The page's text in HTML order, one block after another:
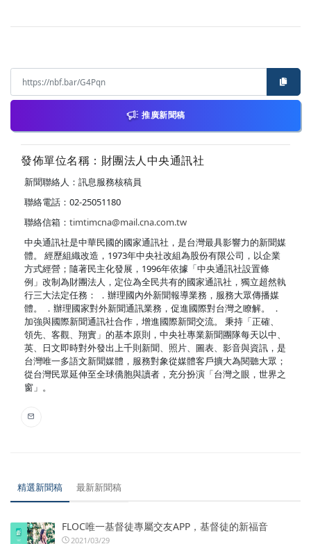
推廣新聞稿
發佈單位名稱：財團法人中央通訊社
新聞聯絡人：訊息服務核稿員
聯絡電話：02-25051180
聯絡信箱： timtimcna@mail.cna.com.tw
中央通訊社是中華民國的國家通訊社，是台灣最具影響力的新聞媒
體。 經歷組織改造，1973年中央社改組為股份有限公司，以企業
方式經營；隨著民主化發展，1996年依據「中央通訊社設置條
例」改制為財團法人，定位為全民共有的國家通訊社，獨立超然執
行三大法定任務： ．辦理國內外新聞報導業務，服務大眾傳播媒
體。 ．辦理國家對外新聞通訊業務，促進國際對台灣之瞭解。 ．
加強與國際新聞通訊社合作，增進國際新聞交流。 秉持「正確、
領先、客觀、翔實」的基本原則，中央社專業新聞團隊每天以中、
英、日文即時對外發出上千則新聞、照片、圖表、影音與資訊，是
台灣唯一多語文新聞媒體，服務對象從媒體客戶擴大為閱聽大眾；
從台灣民眾延伸至全球僑胞與讀者，充分扮演「台灣之眼，世界之
窗」。
精選新聞稿 最新新聞稿
FLOC唯一基督徒專屬交友APP，基督徒的新福音
2021/03/29